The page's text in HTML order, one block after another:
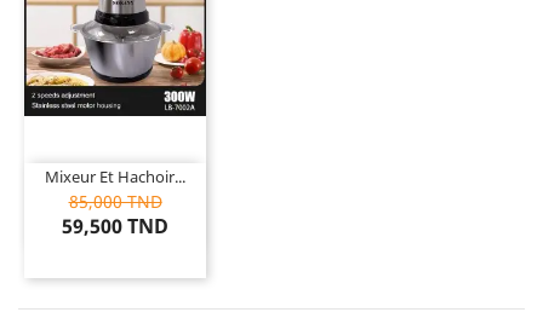
Mixeur Et Hachoir...
85,000 TND
59,500 TND